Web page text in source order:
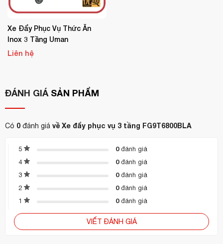
Màu sắc
Kích thước tổng thể
Bánh xe : Cao su giảm chấn, xoay 360 độ
Ứng dụng
Tại sao nên mua xe đẩy phục vụ 3 tầng FG9T6800BLA tại
Chính hãng từ Rubbermaid USA– đảm bảo chất lượng,
độ bền và an toàn.
Đại lý phân phối toàn quốc
– Giao hàng nhanh, bảo hành
đúng chuẩn hãng.
Tư vấn chuyên sâu – Đội ngũ am hiểu sản phẩm giúp
chọn đúng mẫu, đúng nhu cầu.
Xe Đẩy Phục Vụ Thức Ăn
Inox 3 Tầng Uman
Liên hệ
ĐÁNH GIÁ SẢN PHẨM
Có 0 đánh giá về Xe đẩy phục vụ 3 tầng FG9T6800BLA
5 0đánh giá
4
0đánh giá
3
0đánh giá
2
0đánh giá
1
0đánh giá
VIẾT ĐÁNH GIÁ